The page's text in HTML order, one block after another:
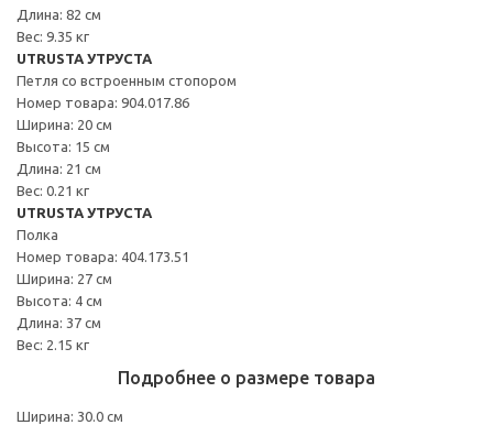
Длина: 82 см
Вес: 9.35 кг
UTRUSTA УТРУСТА
Петля со встроенным стопором
Номер товара: 904.017.86
Ширина: 20 см
Высота: 15 см
Длина: 21 см
Вес: 0.21 кг
UTRUSTA УТРУСТА
Полка
Номер товара: 404.173.51
Ширина: 27 см
Высота: 4 см
Длина: 37 см
Вес: 2.15 кг
Подробнее о размере товара
Ширина: 30.0 см